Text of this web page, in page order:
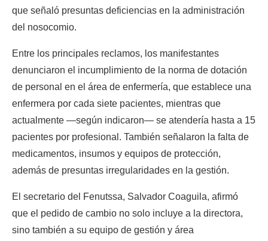
que señaló presuntas deficiencias en la administración
del nosocomio.
Entre los principales reclamos, los manifestantes
denunciaron el incumplimiento de la norma de dotación
de personal en el área de enfermería, que establece una
enfermera por cada siete pacientes, mientras que
actualmente —según indicaron— se atendería hasta a 15
pacientes por profesional. También señalaron la falta de
medicamentos, insumos y equipos de protección,
además de presuntas irregularidades en la gestión.
El secretario del Fenutssa, Salvador Coaguila, afirmó
que el pedido de cambio no solo incluye a la directora,
sino también a su equipo de gestión y área